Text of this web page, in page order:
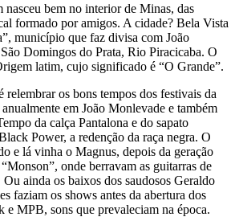
nasceu bem no interior de Minas, das
formado por amigos. A cidade? Bela Vista
município que faz divisa com João
Domingos do Prata, Rio Piracicaba. O
latim, cujo significado é “O Grande”.
relembrar os bons tempos dos festivais da
em João Monlevade e também
da calça Pantalona e do sapato
Power, a redenção da raça negra. O
e lá vinha o Magnus, depois da geração
onde berravam as guitarras de
ainda os baixos dos saudosos Geraldo
faziam os shows antes da abertura dos
e MPB, sons que prevaleciam na época.